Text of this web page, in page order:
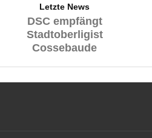
Letzte News
DSC empfängt
Stadtoberligist
Cossebaude